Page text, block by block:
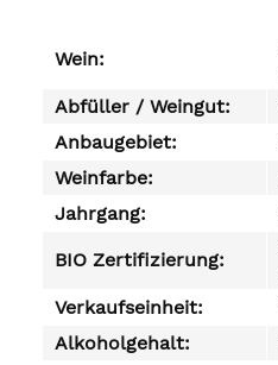
Wein:
Abfüller / Weingut:
Anbaugebiet:
Weinfarbe:
Jahrgang:
BIO Zertifizierung:
Verkaufseinheit:
Alkoholgehalt: